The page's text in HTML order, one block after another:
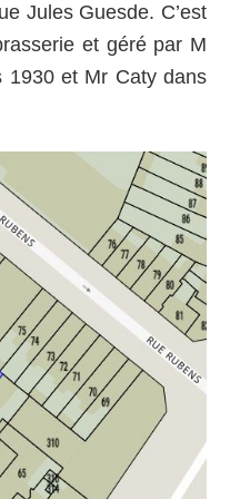
Jules Guesde. C’est
et géré par M
1930 et Mr Caty dans